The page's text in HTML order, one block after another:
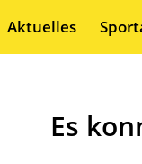
Aktuelles
Es